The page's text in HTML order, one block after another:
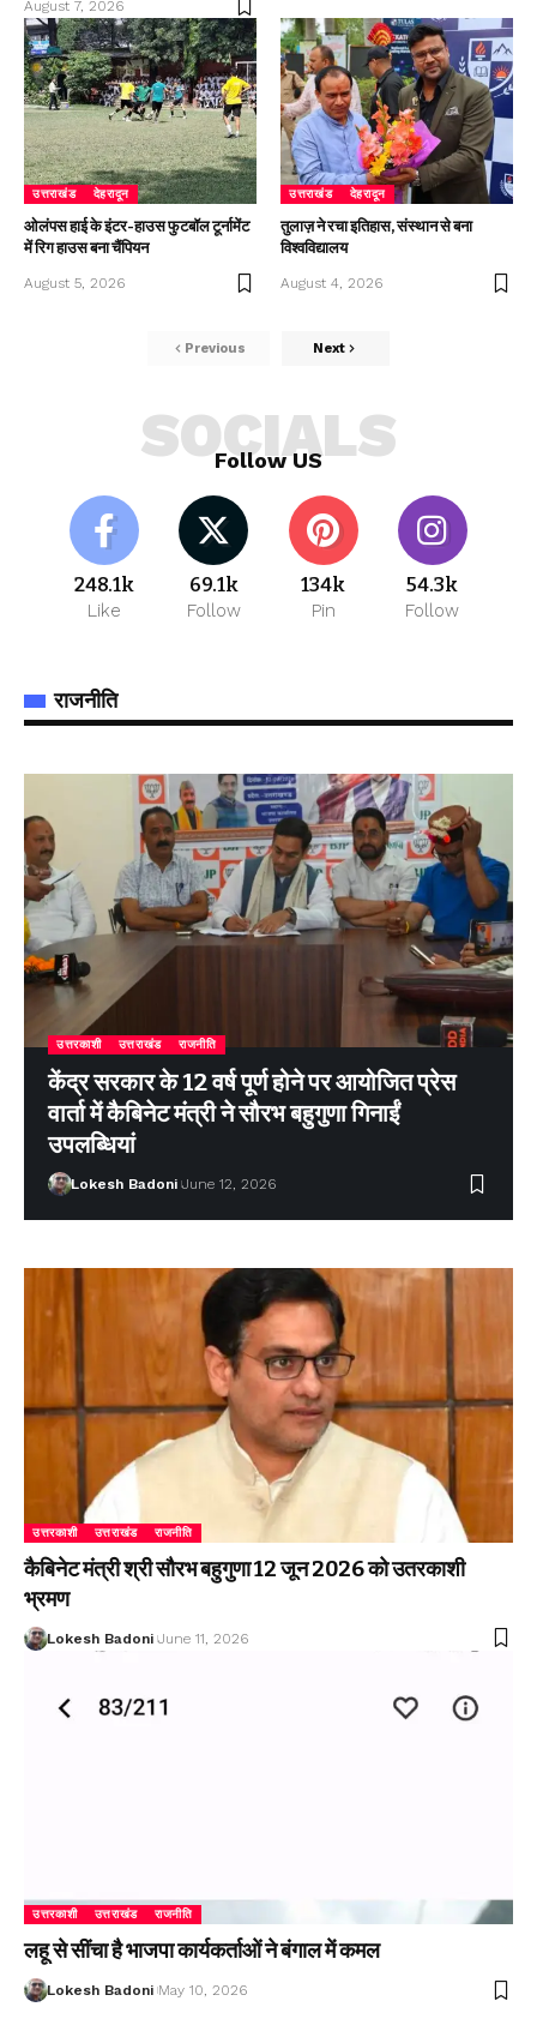
August 7, 2026
उत्तराखंड देहरादून
ओलंपस हाई के इंटर-हाउस फुटबॉल टूर्नामेंट
में रिग हाउस बना चैंपियन
August 5, 2026
उत्तराखंड देहरादून
तुलाज़ ने रचा इतिहास, संस्थान से बना
विश्वविद्यालय
August 4, 2026
Previous Next
Follow US
SOCIALS
248.1k
Like
69.1k
Follow
134k
Pin
54.3k
Follow
राजनीति
उत्तरकाशी उत्तराखंड राजनीति
केंद्र सरकार के 12 वर्ष पूर्ण होने पर आयोजित प्रेस
वार्ता में कैबिनेट मंत्री ने सौरभ बहुगुणा गिनाईं
उपलब्धियां
Lokesh Badoni June 12, 2026
उत्तरकाशी उत्तराखंड राजनीति
कैबिनेट मंत्री श्री सौरभ बहुगुणा 12 जून 2026 को उतरकाशी
भ्रमण
Lokesh Badoni June 11, 2026
उत्तरकाशी उत्तराखंड राजनीति
लहू से सींचा है भाजपा कार्यकर्ताओं ने बंगाल में कमल
Lokesh Badoni May 10, 2026